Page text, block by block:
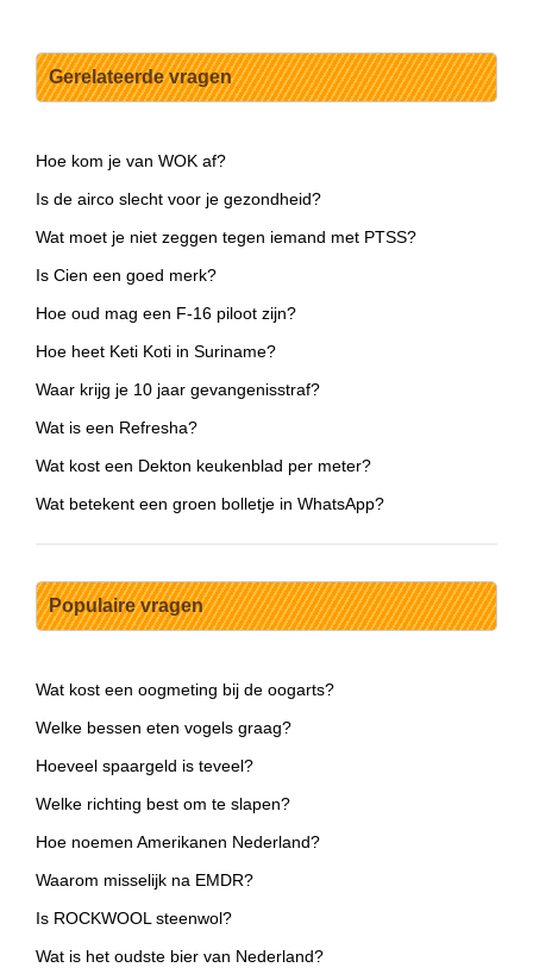
Gerelateerde vragen
Hoe kom je van WOK af?
Is de airco slecht voor je gezondheid?
Wat moet je niet zeggen tegen iemand met PTSS?
Is Cien een goed merk?
Hoe oud mag een F-16 piloot zijn?
Hoe heet Keti Koti in Suriname?
Waar krijg je 10 jaar gevangenisstraf?
Wat is een Refresha?
Wat kost een Dekton keukenblad per meter?
Wat betekent een groen bolletje in WhatsApp?
Populaire vragen
Wat kost een oogmeting bij de oogarts?
Welke bessen eten vogels graag?
Hoeveel spaargeld is teveel?
Welke richting best om te slapen?
Hoe noemen Amerikanen Nederland?
Waarom misselijk na EMDR?
Is ROCKWOOL steenwol?
Wat is het oudste bier van Nederland?